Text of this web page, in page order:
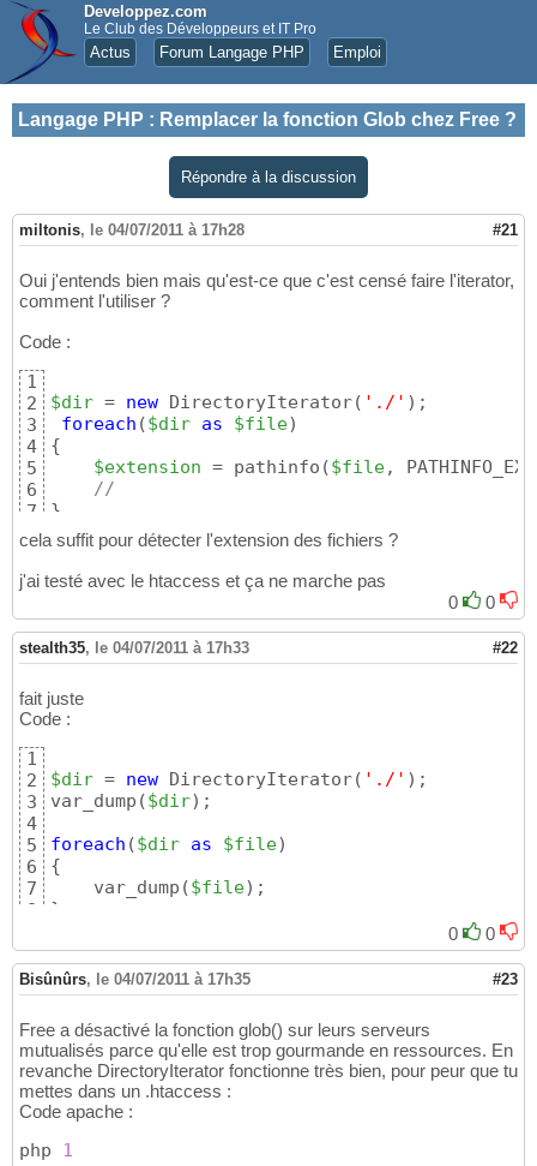
Developpez.com
Le Club des Développeurs et IT Pro
Actus Forum Langage PHP Emploi
Langage PHP : Remplacer la fonction Glob chez Free ?
Répondre à la discussion
miltonis, le 04/07/2011 à 17h28 #21
Oui j'entends bien mais qu'est-ce que c'est censé faire l'iterator,
comment l'utiliser ?
Code :
1
2
3
4
5
6
7
$dir = new DirectoryIterator( './' ) ;
foreach ($dir as $file)
{
$extension = pathinfo ($file,
//
}
cela suffit pour détecter l'extension des fichiers ?
j'ai testé avec le htaccess et ça ne marche pas
0
0
stealth35, le 04/07/2011 à 17h33 #22
fait juste
Code :
1
2
3
4
5
6
7
8
$dir = new DirectoryIterator( './' ) ;
var_dump ($dir) ;
foreach ($dir as $file)
{
    var_dump
($file)
}
0 0
Bisûnûrs, le 04/07/2011 à 17h35 #23
Free a désactivé la fonction glob() sur leurs serveurs
mutualisés parce qu'elle est trop gourmande en ressources. En
revanche DirectoryIterator fonctionne très bien, pour peur que tu
mettes dans un .htaccess :
Code apache :
php 1